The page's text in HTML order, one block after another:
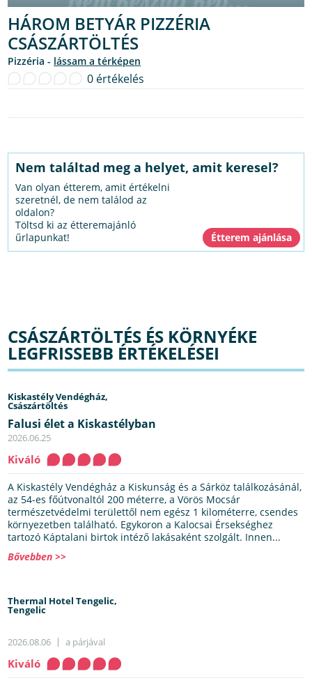
HÁROM BETYÁR PIZZÉRIA
CSÁSZÁRTÖLTÉS
pizzéria - lássam a térképen
0 értékelés
Nem találtad meg a helyet, amit keresel?
Van olyan étterem, amit értékelni
szeretnél, de nem találod az
oldalon?
Töltsd ki az étteremajánló
űrlapunkat!
CSÁSZÁRTÖLTÉS ÉS KÖRNYÉKE
LEGFRISSEBB ÉRTÉKELÉSEI
Kiskastély Vendégház,
Császártöltés
Falusi élet a Kiskastélyban
2026.06.25
Kiváló
A Kiskastély Vendégház a Kiskunság és a Sárköz találkozásánál,
az 54-es főútvonaltól 200 méterre, a Vörös Mocsár
természetvédelmi területtől nem egész 1 kilométerre, csendes
környezetben található. Egykoron a Kalocsai Érsekséghez
tartozó Káptalani birtok intéző lakásaként szolgált. Innen...
Bővebben >>
Thermal Hotel Tengelic,
Tengelic
2026.08.06 a párjával
Kiváló